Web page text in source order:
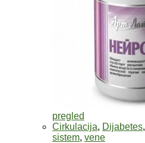
pregled
Cirkulacija, Dijabetes,
sistem, vene